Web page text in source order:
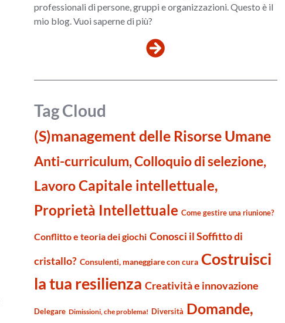
professionali di persone, gruppi e organizzazioni. Questo è il
mio blog. Vuoi saperne di più?
Tag Cloud
(S)management delle Risorse Umane
Anti-curriculum, Colloquio di selezione,
LavoroCapitale intellettuale,
Proprietà Intellettuale Come gestire una riunione?
Conflitto e teoria dei giochi Conosci il Soffitto di
cristallo? Consulenti, maneggiare con cura Costruisci
la tua resilienza Creatività e innovazione
Delegare Dimissioni, che problema! Diversità Domande,